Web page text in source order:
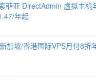
菲亚 DirectAdmin 虚拟主机
年起
加坡/香港国际VPS月付8折